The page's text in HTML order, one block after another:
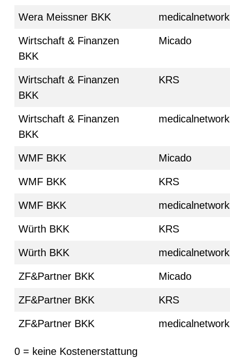
Wera Meissner BKK
Wirtschaft & Finanzen
BKK
Micado
Wirtschaft & Finanzen
BKK
KRS
Wirtschaft & Finanzen
BKK
WMF BKK Micado
WMF BKK KRS
WMF BKK
Würth BKK KRS
Würth BKK
ZF&Partner BKK Micado
ZF&Partner BKK KRS
ZF&Partner BKK
0 = keine Kostenerstattung